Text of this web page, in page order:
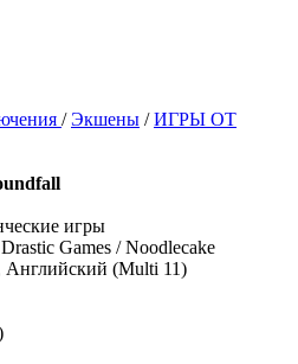
/Экшены /ИГРЫ ОТ
игры
Games / Noodlecake
Английский (Multi 11)